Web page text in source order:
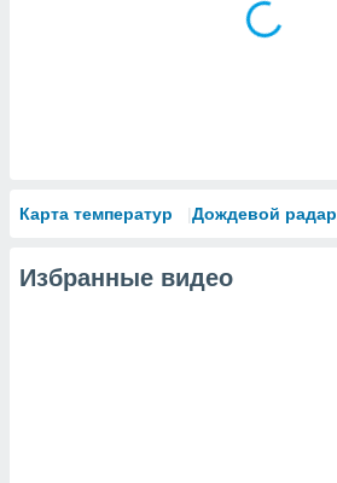
Карта температур Дождевой радар
Избранные видео